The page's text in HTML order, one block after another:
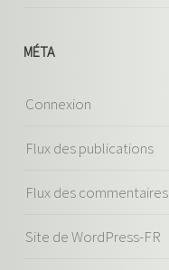
MÉTA
Connexion
Flux des publications
Flux des commentaires
Site de WordPress-FR